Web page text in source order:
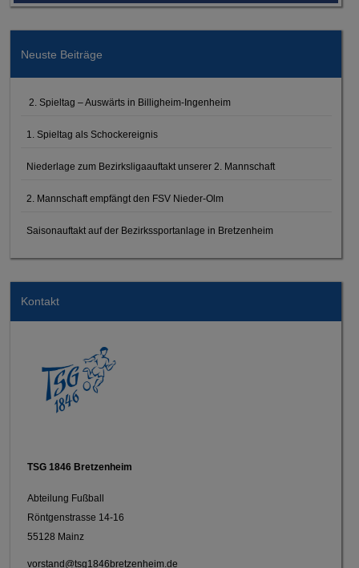
Neuste Beiträge
2. Spieltag – Auswärts in Billigheim-Ingenheim
1. Spieltag als Schockereignis
Niederlage zum Bezirksligaauftakt unserer 2. Mannschaft
2. Mannschaft empfängt den FSV Nieder-Olm
Saisonauftakt auf der Bezirkssportanlage in Bretzenheim
Kontakt
TSG 1846 Bretzenheim
Abteilung Fußball
Röntgenstrasse 14-16
55128 Mainz
vorstand@tsg1846bretzenheim.de